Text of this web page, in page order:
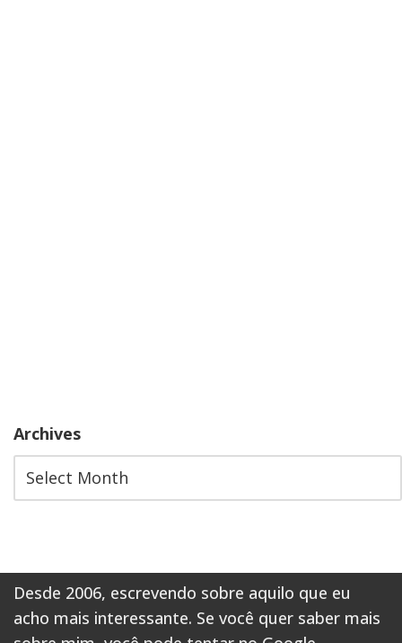
Archives
Desde 2006, escrevendo sobre aquilo que eu
acho mais interessante. Se você quer saber mais